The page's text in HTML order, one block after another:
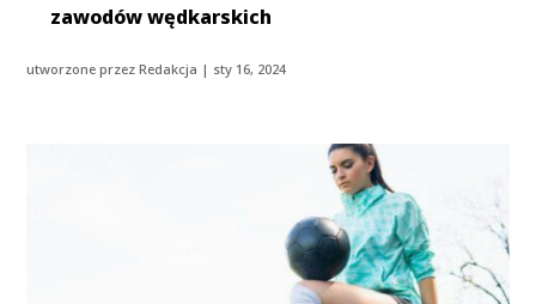
zawodów wędkarskich
utworzone przezRedakcja | sty 16, 2024